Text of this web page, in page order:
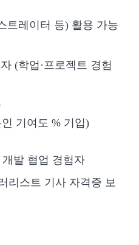
트레이터 등) 활용 가능
(학업·프로젝트 경험
기여도 % 기입)
발 협업 경험자
리스트 기사 자격증 보